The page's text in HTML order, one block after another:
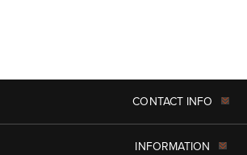
CONTACT INFO
INFORMATION